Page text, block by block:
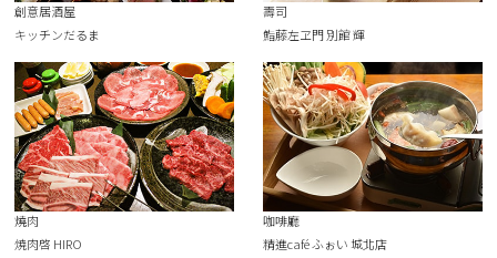
創意居酒屋
キッチンだるま
壽司
鮨藤左ヱ門 別館 輝
燒肉
焼肉啓 HIRO
咖啡廳
精進café ふぉい 城北店